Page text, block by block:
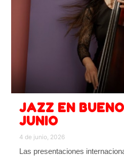
JAZZ EN
JUNIO
4 de junio, 2026
Las presentaciones